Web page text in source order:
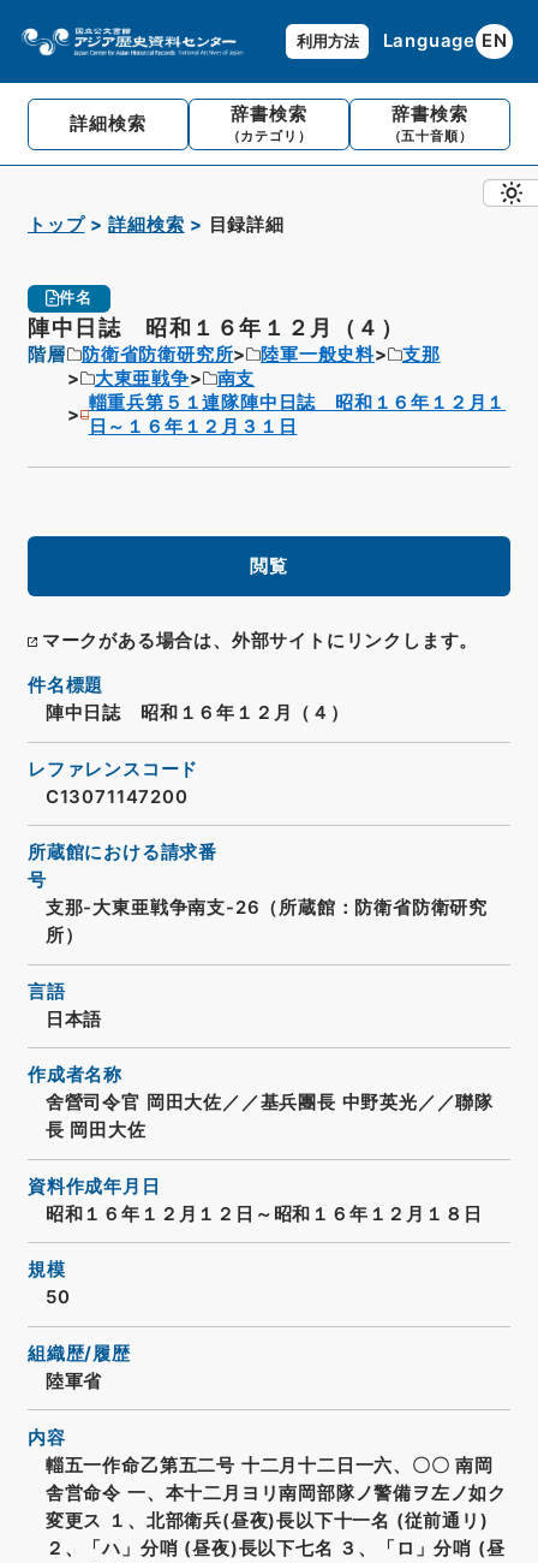
利用方法 Language EN
詳細検索 辞書検索
（カテゴリ）
辞書検索
（五十音順）
トップ 詳細検索 目録詳細
件名
陣中日誌 昭和１６年１２月（４）
階層 防衛省防衛研究所 陸軍一般史料
支那
大東亜戦争
南支
輜重兵第５１連隊陣中日誌 昭和１６年１２月１
日～１６年１２月３１日
閲覧
マークがある場合は、外部サイトにリンクします。
件名標題
陣中日誌 昭和１６年１２月（４）
レファレンスコード
C13071147200
所蔵館における請求番
号
支那-大東亜戦争南支-26（所蔵館：防衛省防衛研究
所）
言語
日本語
作成者名称
舍營司令官 岡田大佐／／基兵團長 中野英光／／聯隊
長 岡田大佐
資料作成年月日
昭和１６年１２月１２日～昭和１６年１２月１８日
規模
50
組織歴/履歴
陸軍省
内容
輜五一作命乙第五二号 十二月十二日一六、〇〇 南岡
舎営命令 一、本十二月ヨリ南岡部隊ノ警備ヲ左ノ如ク
変更ス １、北部衛兵(昼夜)長以下十一名 (従前通リ)
２、「ハ」分哨 (昼夜)長以下七名 ３、「ロ」分哨 (昼